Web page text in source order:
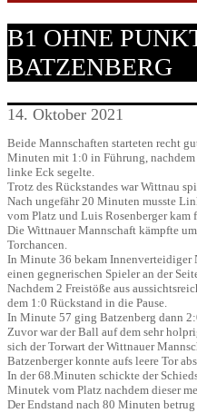
B1 OHNE
BATZENBERG
14. Oktober 2021
Beide Mannschaften starteten recht
Minuten mit 1:0 in Führung,
linke Eck segelte.
Trotz des Rückstandes war Wittnau
Nach ungefähr 20 Minuten musste
vom Platz und Luis Rosenberger kam
Die Wittnauer Mannschaft kämpfte
Torchancen.
In Minute 36 bekam Innenverteidiger
einen gegnerischen Spieler an der
Nachdem 2 Freistöße aus
dem 1:0 Rückstand in die Pause.
In Minute 57 ging Batzenberg dann
Zuvor war der Ball auf dem sehr
sich der Torwart der Wittnauer
Batzenberger konnte aufs leere Tor
In der 68.Minuten schickte der
Minutek vom Platz nachdem dieser
Der Endstand nach 80 Minuten